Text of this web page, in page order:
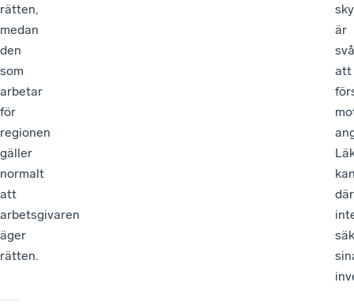
rätten,
medan
den
som
arbetar
för
regionen
gäller
normalt
att
arbetsgivaren
äger
rätten.
är
att